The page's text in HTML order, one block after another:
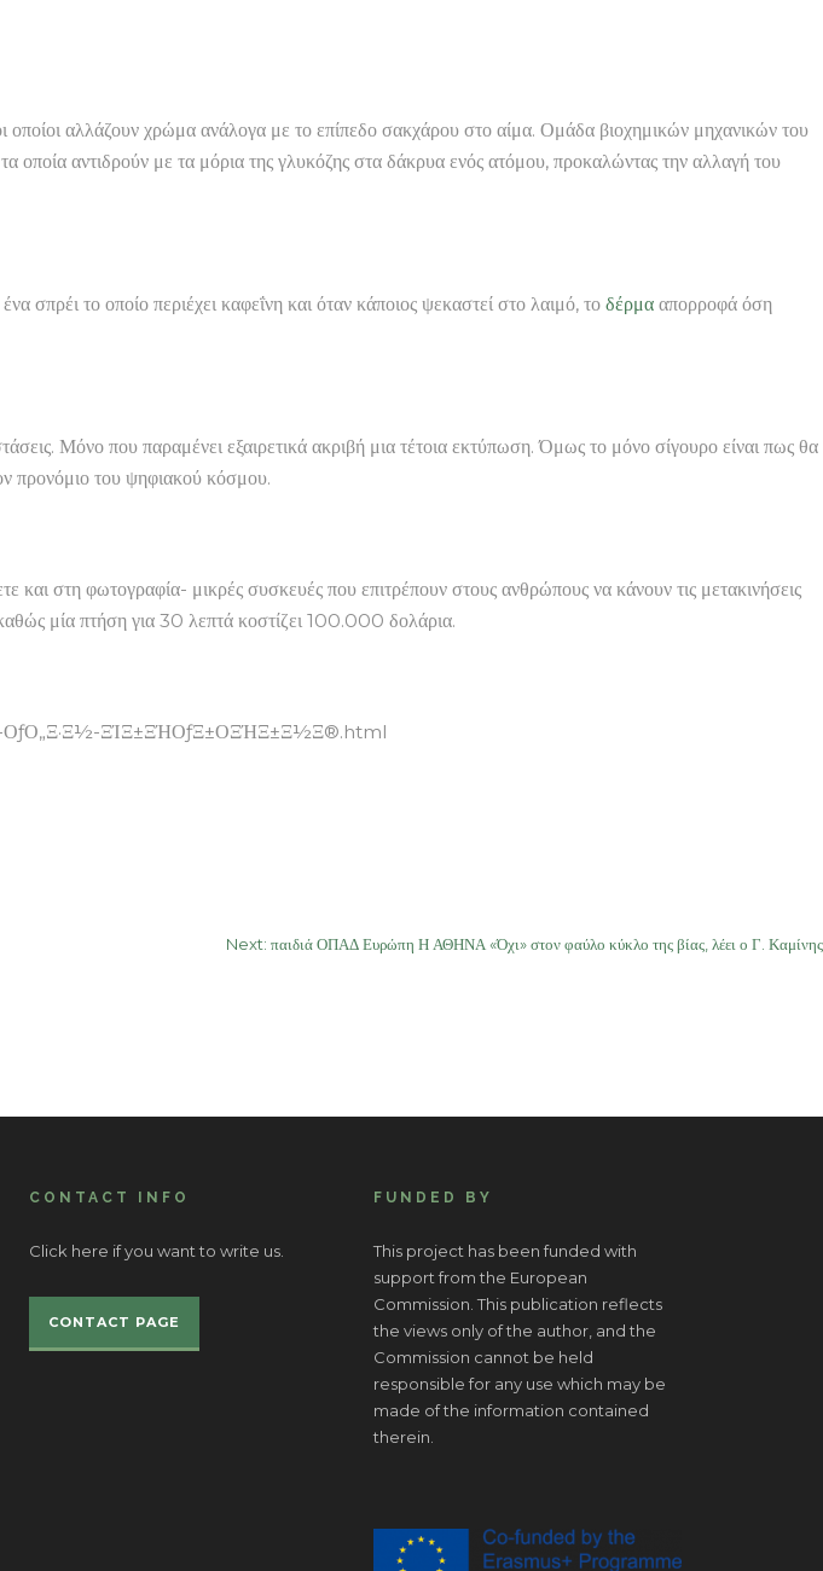
οποίοι αλλάζουν χρώμα ανάλογα με το επίπεδο σακχάρου στο αίμα. Ομάδα βιοχημικών μηχανικών του
οποία αντιδρούν με τα μόρια της γλυκόζης στα δάκρυα ενός ατόμου, προκαλώντας την αλλαγή του
σπρέι το οποίο περιέχει καφεΐνη και όταν κάποιος ψεκαστεί στο λαιμό, το δέρμα απορροφά όση
Μόνο που παραμένει εξαιρετικά ακριβή μια τέτοια εκτύπωση. Όμως το μόνο σίγουρο είναι πως θα
προνόμιο του ψηφιακού κόσμου.
στη φωτογραφία- μικρές συσκευές που επιτρέπουν στους ανθρώπους να κάνουν τις μετακινήσεις
μία πτήση για 30 λεπτά κοστίζει 100.000 δολάρια.
ΞΊΞ±ΞΉΟƒΞ±ΟΞΉΞ±Ξ½Ξ®.html
Next: παιδιά ΟΠΑΔ Ευρώπη Η ΑΘΗΝΑ «Όχι» στον φαύλο κύκλο της βίας, λέει ο Γ. Καμίνης
CONTACT INFO
Click here if you want to write us.
CONTACT PAGE
FUNDED BY
This project has been funded with
support from the European
Commission. This publication reflects
the views only of the author, and the
Commission cannot be held
responsible for any use which may be
made of the information contained
therein.